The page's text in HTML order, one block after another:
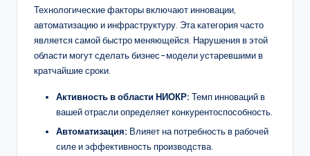
Технологические факторы включают инновации,
автоматизацию и инфраструктуру. Эта категория часто
является самой быстро меняющейся. Нарушения в этой
области могут сделать бизнес-модели устаревшими в
кратчайшие сроки.
Активность в области НИОКР: Темп инноваций в
вашей отрасли определяет конкурентоспособность.
Автоматизация: Влияет на потребность в рабочей
силе и эффективность производства.